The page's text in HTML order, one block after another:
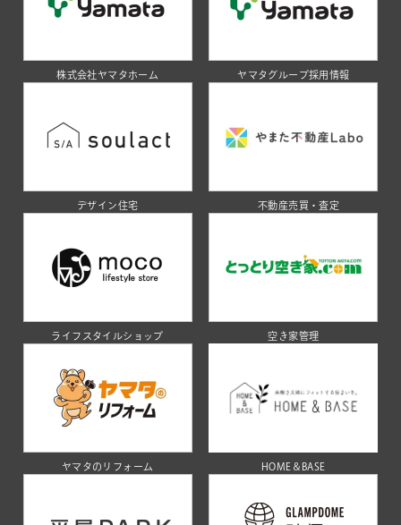
株式会社ヤマタホーム ヤマタグループ採用情報
デザイン住宅 不動産売買・査定
ライフスタイルショップ 空き家管理
ヤマタのリフォーム HOME＆BASE